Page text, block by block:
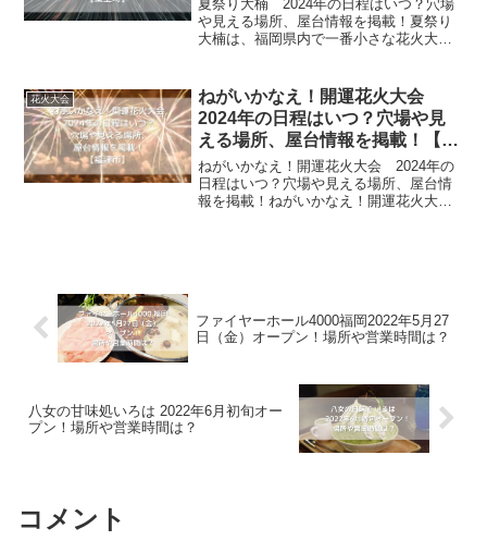
夏祭り大楠 2024年の日程はいつ？穴場
や見える場所、屋台情報を掲載！夏祭り
大楠は、福岡県内で一番小さな花火大会
民はとても楽しみにしています。国の天
然記念物である大...
花火大会
ねがいかなえ！開運花火大会
2024年の日程はいつ？穴場や見
える場所、屋台情報を掲載！【福
津市】
ねがいかなえ！開運花火大会 2024年の
日程はいつ？穴場や見える場所、屋台情
報を掲載！ねがいかなえ！開運花火大会
ファイヤーホール4000福岡2022年5月27
日（金）オープン！場所や営業時間は？
八女の甘味処いろは 2022年6月初旬オー
プン！場所や営業時間は？
コメント